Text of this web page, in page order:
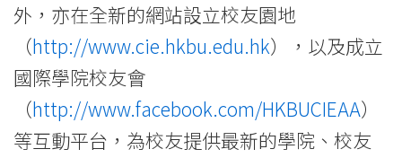
外，亦在全新的網站設立校友園地
（http://www.cie.hkbu.edu.hk），以及成立
國際學院校友會
（http://www.facebook.com/HKBUCIEAA）
等互動平台，為校友提供最新的學院、校友